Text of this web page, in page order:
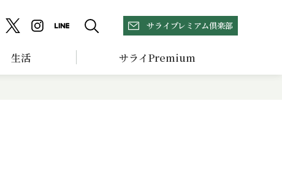
サライプレミアム倶楽部
生活 サライPremium